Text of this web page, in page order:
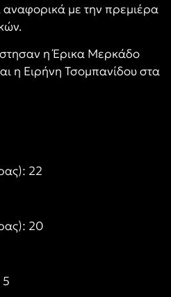
αναφορικά με την πρεμιέρα
η Έρικα Μερκάδο
η Ειρήνη Τσομπανίδου στα
22
20